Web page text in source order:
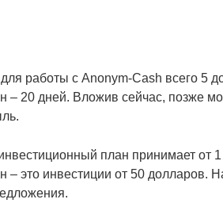
работы с Anonym-Cash всего 5
– 20 дней. Вложив сейчас, позже
план принимает от
– это инвестиции от 50 долларов.